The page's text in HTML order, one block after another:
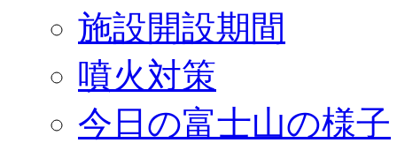
施設開設期間
噴火対策
今日の富士山の様子